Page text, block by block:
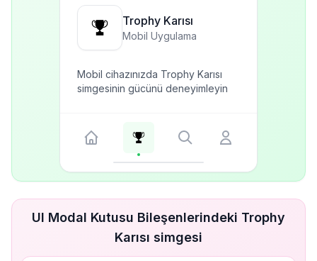
Trophy Karısı
Mobil Uygulama
Mobil cihazınızda Trophy Karısı
simgesinin gücünü deneyimleyin
UI Modal Kutusu Bileşenlerindeki Trophy
Karısı simgesi